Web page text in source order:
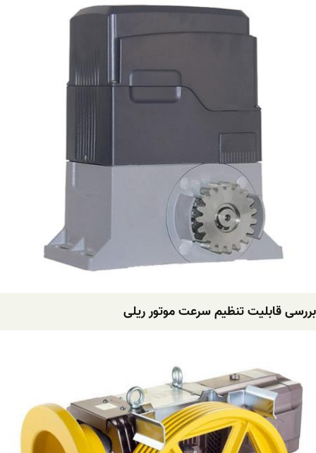
بررسی قابلیت تنظیم سرعت موتور ریلی